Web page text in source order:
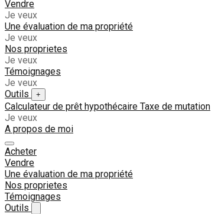
Vendre
Je veux
Une évaluation de ma propriété
Je veux
Nos proprietes
Je veux
Témoignages
Je veux
Outils
+
Calculateur de prêt hypothécaire Taxe de mutation
Je veux
A propos de moi
Acheter
Vendre
Une évaluation de ma propriété
Nos proprietes
Témoignages
Outils